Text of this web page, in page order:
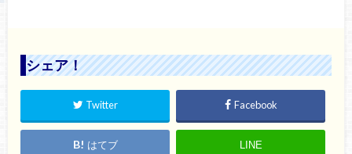
シェア！
Twitter Facebook
はてブ LINE